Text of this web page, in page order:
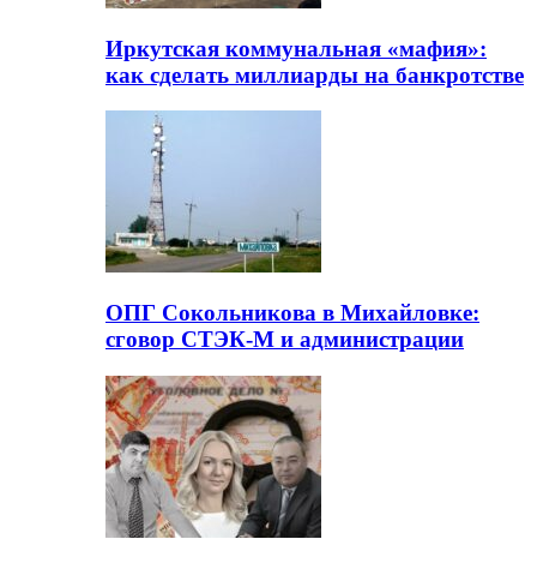
Иркутская коммунальная «мафия»:
как сделать миллиарды на банкротстве
ОПГ Сокольникова в Михайловке:
сговор СТЭК-М и администрации